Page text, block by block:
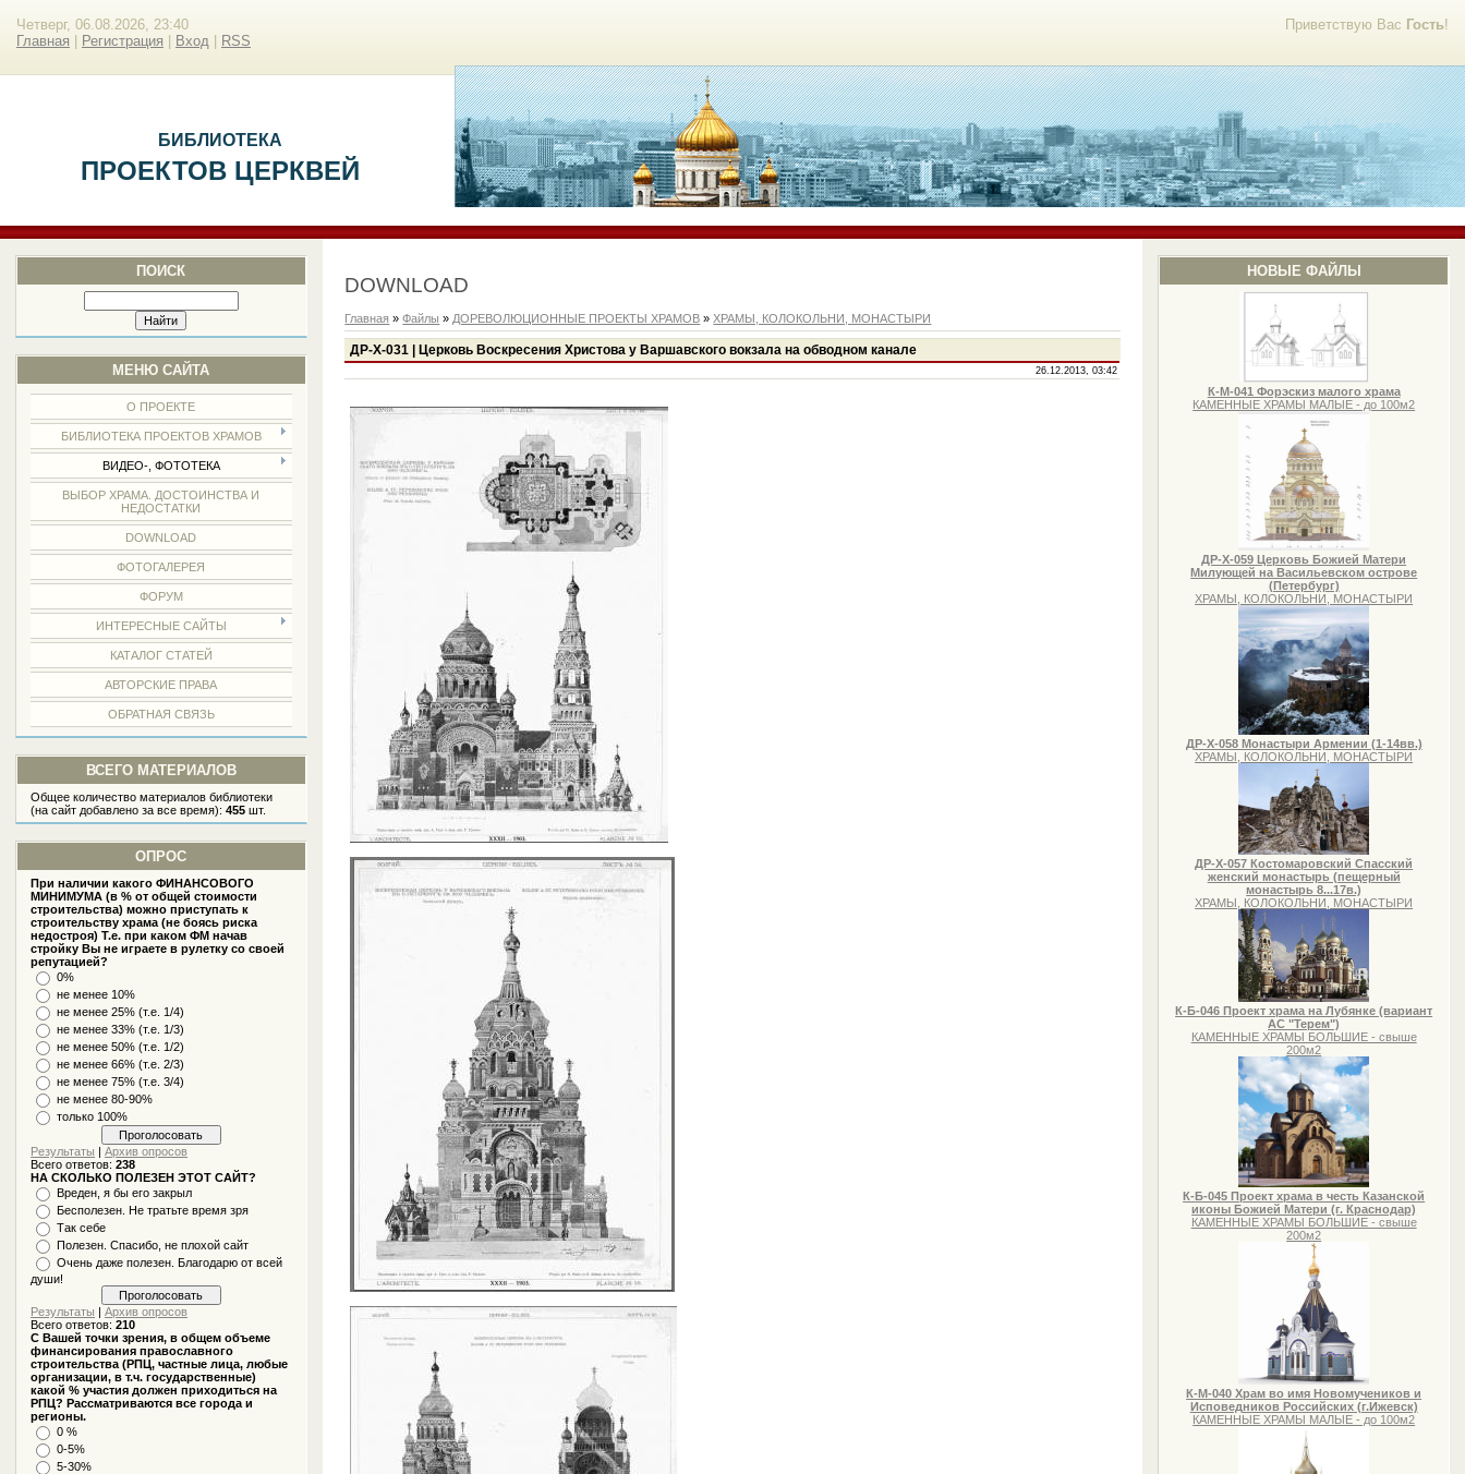
Приветствую Вас Гость!
Четверг, 06.08.2026, 23:40
Главная
Регистрация Вход RSS
БИБЛИОТЕКА
ПРОЕКТОВ ЦЕРКВЕЙ
ПОИСК
МЕНЮ САЙТА
О ПРОЕКТЕ
БИБЛИОТЕКА ПРОЕКТОВ ХРАМОВ
ВИДЕО-, ФОТОТЕКА
ВЫБОР ХРАМА. ДОСТОИНСТВА И
НЕДОСТАТКИ
DOWNLOAD
ФОТОГАЛЕРЕЯ
ФОРУМ
ИНТЕРЕСНЫЕ САЙТЫ
КАТАЛОГ СТАТЕЙ
АВТОРСКИЕ ПРАВА
ОБРАТНАЯ СВЯЗЬ
ВСЕГО МАТЕРИАЛОВ
Общее количество материалов библиотеки
(на сайт добавлено за все время):455 шт.
ОПРОС
При наличии какого ФИНАНСОВОГО
МИНИМУМА (в % от общей стоимости
строительства) можно приступать к
строительству храма (не боясь риска
недостроя) Т.е. при каком ФМ начав
стройку Вы не играете в рулетку со своей
репутацией?
0%
не менее 10%
не менее 25% (т.е. 1/4)
не менее 33% (т.е. 1/3)
не менее 50% (т.е. 1/2)
не менее 66% (т.е. 2/3)
не менее 75% (т.е. 3/4)
не менее 80-90%
только 100%
Результаты |Архив опросов
Всего ответов:238
НА СКОЛЬКО ПОЛЕЗЕН ЭТОТ САЙТ?
Вреден, я бы его закрыл
Бесполезен. Не тратьте время зря
Так себе
Полезен. Спасибо, не плохой сайт
Очень даже полезен. Благодарю от всей
души!
Результаты |Архив опросов
Всего ответов:210
С Вашей точки зрения, в общем объеме
финансирования православного
строительства (РПЦ, частные лица, любые
организации, в т.ч. государственные)
какой % участия должен приходиться на
РПЦ? Рассматриваются все города и
регионы.
0 %
0-5%
5-30%
НОВЫЕ ФАЙЛЫ
К-М-041 Форэскиз малого храма
КАМЕННЫЕ ХРАМЫ МАЛЫЕ - до 100м2
ДР-Х-059 Церковь Божией Матери
Милующей на Васильевском острове
(Петербург)
ХРАМЫ, КОЛОКОЛЬНИ, МОНАСТЫРИ
ДР-Х-058 Монастыри Армении (1-14вв.)
ХРАМЫ, КОЛОКОЛЬНИ, МОНАСТЫРИ
ДР-Х-057 Костомаровский Спасский
женский монастырь (пещерный
монастырь 8...17в.)
ХРАМЫ, КОЛОКОЛЬНИ, МОНАСТЫРИ
К-Б-046 Проект храма на Лубянке (вариант
АС "Терем")
КАМЕННЫЕ ХРАМЫ БОЛЬШИЕ - свыше
200м2
К-Б-045 Проект храма в честь Казанской
иконы Божией Матери (г. Краснодар)
КАМЕННЫЕ ХРАМЫ БОЛЬШИЕ - свыше
200м2
К-М-040 Храм во имя Новомучеников и
Исповедников Российских (г.Ижевск)
КАМЕННЫЕ ХРАМЫ МАЛЫЕ - до 100м2
DOWNLOAD
Главная »Файлы » ДОРЕВОЛЮЦИОННЫЕ ПРОЕКТЫ ХРАМОВ »ХРАМЫ, КОЛОКОЛЬНИ, МОНАСТЫРИ
ДР-Х-031 | Церковь Воскресения Христова у Варшавского вокзала на обводном канале
26.12.2013, 03:42